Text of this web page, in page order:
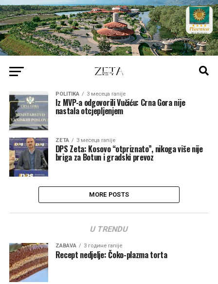
POLITIKA 3 месеца ranije
Iz MVP-a odgovorili Vučiću: Crna Gora nije
nastala otcjepljenjem
ZETA 3 месеца ranije
DPS Zeta: Kosovo “otpriznato”, nikoga više nije
briga za Botun i gradski prevoz
MORE POSTS
U TRENDU
ZABAVA 3 године ranije
Recept nedjelje: Čoko-plazma torta